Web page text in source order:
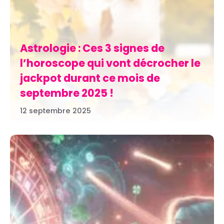
Astrologie : Ces 3 signes de
l’horoscope qui vont décrocher le
jackpot durant ce mois de
septembre 2025 !
12 septembre 2025